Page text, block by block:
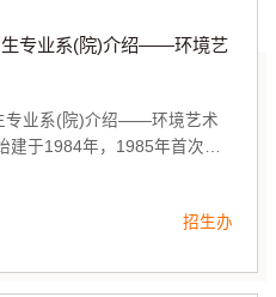
生专业系(院)介绍——环境艺
专业系(院)介绍——环境艺术
招生办